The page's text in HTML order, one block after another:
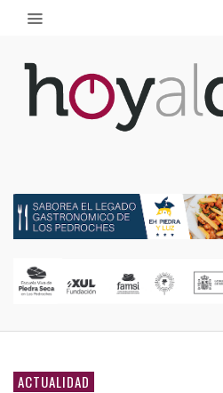
ACTUALIDAD